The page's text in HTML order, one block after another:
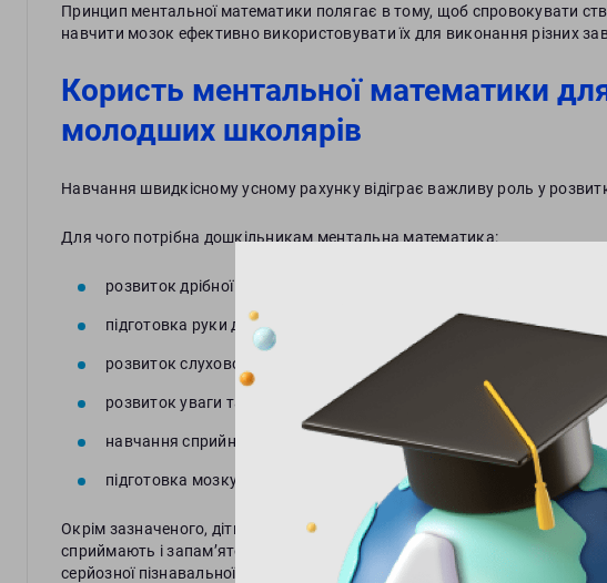
Принцип ментальної математики полягає в тому, щоб спровокувати
навчити мозок ефективно використовувати їх для виконання різних
Користь ментальної математики
молодших школярів
Навчання швидкісному усному рахунку відіграє важливу роль у
Для чого потрібна дошкільникам ментальна математика:
розвиток дрібної моторики;
підготовка руки до письма;
розвиток слухової та зорової пам’яті;
розвиток уваги та концентрації;
навчання сприйняття інформації;
підготовка мозку дитини до різноманітних розумових
Окрім зазначеного, діти, які використовують метод ментальної
сприймають і запам’ятовують інформацію на уроках. Таким чином
серйозної пізнавальної інформації.